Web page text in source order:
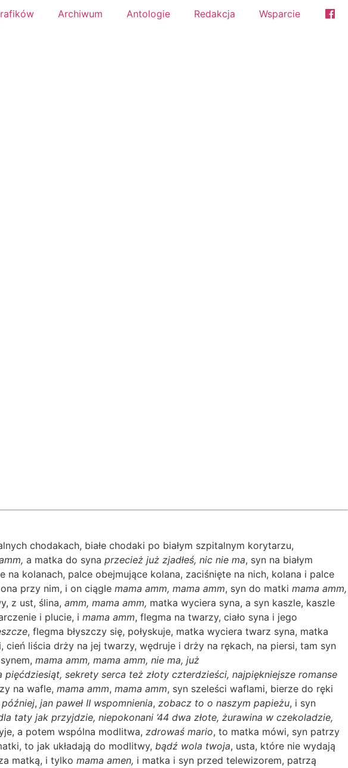
Archiwum Antologie Redakcja Wsparcie
chodakach, białe chodaki po białym szpitalnym korytarzu,
a matka do syna przecież już zjadłeś, nic nie ma, syn na białym
na kolanach, palce obejmujące kolana, zaciśnięte na nich, kolana i palce
przy nim, i on ciągle mama amm, mama amm, syn do matki mama amm,
z ust, ślina, amm, mama amm, matka wyciera syna, a syn kaszle, kaszle
i plucie, i mama amm, flegma na twarzy, ciało syna i jego
, flegma błyszczy się, połyskuje, matka wyciera twarz syna, matka
liścia drży na jej twarzy, wędruje i drży na rękach, na piersi, tam syn
mama amm, mama amm, nie ma, już
sekrety serca też złoty czterdzieści, najpiękniejsze romanse
na wafle, mama amm, mama amm, syn szeleści waflami, bierze do ręki
, jan paweł II wspomnienia, zobacz to o naszym papieżu, i syn
taty jak przyjdzie, niepokonani ’44 dwa złote, żurawina w czekoladzie,
a potem wspólna modlitwa, zdrowaś mario, to matka mówi, syn patrzy
to jak układają do modlitwy, bądź wola twoja, usta, które nie wydają
matką, i tylko mama amen, i matka i syn przed telewizorem, patrzą